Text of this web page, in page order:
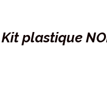
Kit plastique